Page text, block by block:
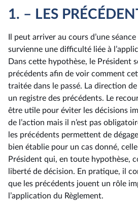
1. – LES
Il peut arriver au cours d’une
survienne une difficulté liée à
Dans cette hypothèse, le Président
précédents afin de voir comment
traitée dans le passé. La direction
un registre des précédents. Le
être utile pour éviter les décisions
de l’action mais il n’est pas
les précédents permettent de
bien établie pour un cas donné,
Président qui, en toute hypothèse,
liberté de décision. En pratique, il
que les précédents jouent un rôle
l’application du Règlement.